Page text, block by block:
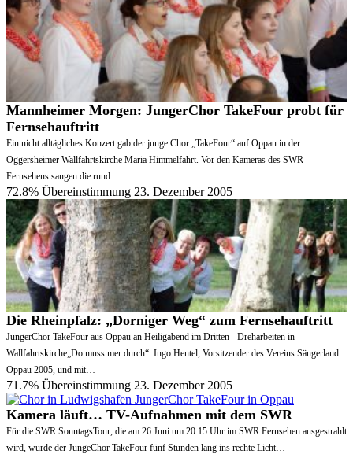
Mannheimer Morgen: JungerChor TakeFour probt für
Fernsehauftritt
Ein nicht alltägliches Konzert gab der junge Chor „TakeFour“ auf Oppau in der
Oggersheimer Wallfahrtskirche Maria Himmelfahrt. Vor den Kameras des SWR-
Fernsehens sangen die rund…
72.8% Übereinstimmung 23. Dezember 2005
Die Rheinpfalz: „Dorniger Weg“ zum Fernsehauftritt
JungerChor TakeFour aus Oppau an Heiligabend im Dritten - Dreharbeiten in
Wallfahrtskirche„Do muss mer durch“. Ingo Hentel, Vorsitzender des Vereins Sängerland
Oppau 2005, und mit…
71.7% Übereinstimmung 23. Dezember 2005
Kamera läuft… TV-Aufnahmen mit dem SWR
Für die SWR SonntagsTour, die am 26.Juni um 20:15 Uhr im SWR Fernsehen ausgestrahlt
wird, wurde der JungeChor TakeFour fünf Stunden lang ins rechte Licht…